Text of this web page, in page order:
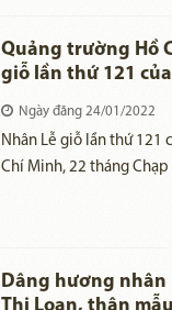
Quảng trường Hồ
giỗ lần thứ 121
Ngày đăng24/01/2022
​Nhân Lễ giỗ lần thứ 121
Chí Minh, 22 tháng Chạp
và người lao động BQL
tổ chức chuỗi các hoạt
Xuân bình an”.
Dâng hương nhân